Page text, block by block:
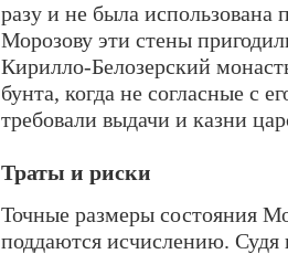
разу и не была
Морозову эти стены
Кирилло-Белозерский
бунта, когда не согласные с
требовали выдачи и казни
Траты и риски
Точные размеры состояния
поддаются исчислению. Судя